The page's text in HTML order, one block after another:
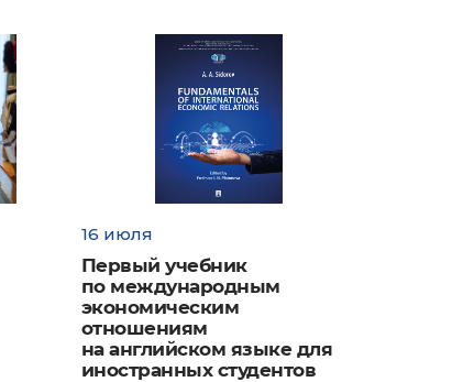
16 июля
Первый учебник
по международным
экономическим
отношениям
на английском языке для
иностранных студентов